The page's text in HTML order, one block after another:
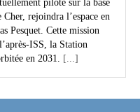
pilote sur la base
rejoindra l’espace en
Pesquet. Cette mission
ISS, la Station
en 2031. [...]